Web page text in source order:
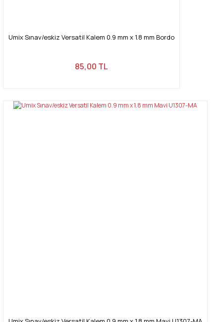
Umix Sınav/eskiz Versatil Kalem 0.9 mm x 1.8 mm Bordo
85,00 TL